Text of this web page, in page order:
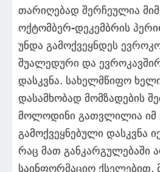
თარიღებად შერჩეულია
ოქტომბერ-დეკემბრის
უნდა გამოქვეყნდეს
შუალედური და
დასკვნა. სახელმწიფო
დასამხობად მომზადების
მოლოდინი გათვლილია იმ
გამოქვეყნებული დასკვნა
რაც მათ განკარგულებაში
საინფორმაციო ქსელებით,